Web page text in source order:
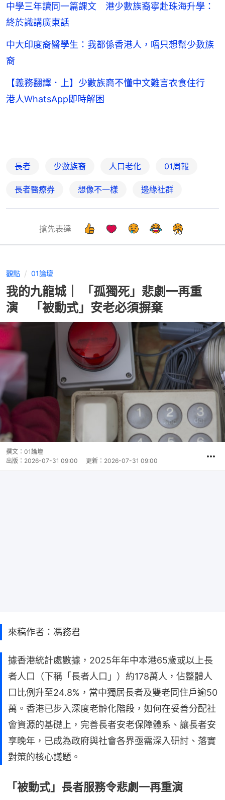
中學三年讀同一篇課文 港少數族裔寧赴珠海升學：
終於識講廣東話
中大印度裔醫學生：我都係香港人，唔只想幫少數族
裔
【義務翻譯．上】少數族裔不懂中文難言衣食住行
港人WhatsApp即時解困
長者 少數族裔 人口老化 01周報
長者醫療券 想像不一樣 邊緣社群
搶先表達
觀點 01論壇
我的九龍城｜ 「孤獨死」悲劇一再重
演 「被動式」安老必須摒棄
撰文： 01論壇
出版： 2026-07-31 09:00 更新： 2026-07-31 09:00
來稿作者：馮務君
據香港統計處數據，2025年年中本港65歲或以上長
者人口（下稱「長者人口」）約178萬人，佔整體人
口比例升至24.8%，當中獨居長者及雙老同住戶逾50
萬。香港已步入深度老齡化階段，如何在妥善分配社
會資源的基礎上，完善長者安老保障體系、讓長者安
享晚年，已成為政府與社會各界亟需深入研討、落實
對策的核心議題。
「被動式」長者服務令悲劇一再重演